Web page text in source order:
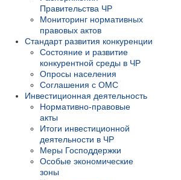
Правительства ЧР
Мониторинг нормативных
правовых актов
Стандарт развития конкуренции
Состояние и развитие
конкурентной среды в ЧР
Опросы населения
Соглашения с ОМС
Инвестиционная деятельность
Нормативно-правовые
акты
Итоги инвестиционной
деятельности в ЧР
Меры Господдержки
Особые экономические
зоны